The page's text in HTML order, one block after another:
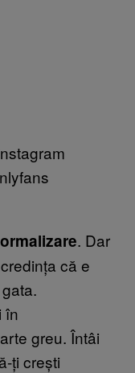
. Dar
că e
în
greu. Întâi
ți crești